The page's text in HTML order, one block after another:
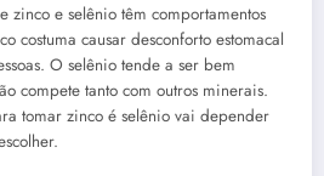
zinco e selênio têm comportamentos
costuma causar desconforto estomacal
O selênio tende a ser bem
compete tanto com outros minerais.
tomar zinco é selênio vai depender